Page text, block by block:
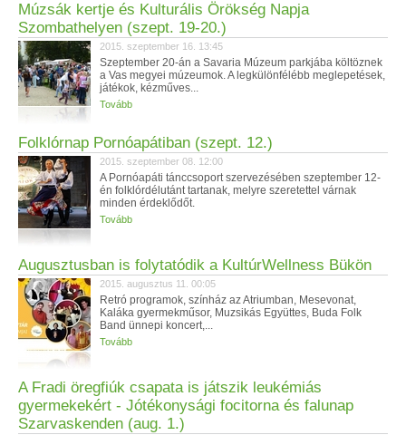
Múzsák kertje és Kulturális Örökség Napja
Szombathelyen (szept. 19-20.)
2015. szeptember 16. 13:45
Szeptember 20-án a Savaria Múzeum parkjába költöznek
a Vas megyei múzeumok. A legkülönfélébb meglepetések,
játékok, kézműves...
Tovább
Folklórnap Pornóapátiban (szept. 12.)
2015. szeptember 08. 12:00
A Pornóapáti tánccsoport szervezésében szeptember 12-
én folklórdélutánt tartanak, melyre szeretettel várnak
minden érdeklődőt.
Tovább
Augusztusban is folytatódik a KultúrWellness Bükön
2015. augusztus 11. 00:05
Retró programok, színház az Atriumban, Mesevonat,
Kaláka gyermekműsor, Muzsikás Együttes, Buda Folk
Band ünnepi koncert,...
Tovább
A Fradi öregfiúk csapata is játszik leukémiás
gyermekekért - Jótékonysági focitorna és falunap
Szarvaskenden (aug. 1.)